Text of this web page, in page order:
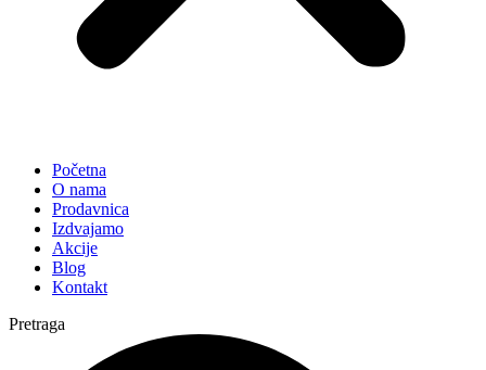
Početna
O nama
Prodavnica
Izdvajamo
Akcije
Blog
Kontakt
Pretraga